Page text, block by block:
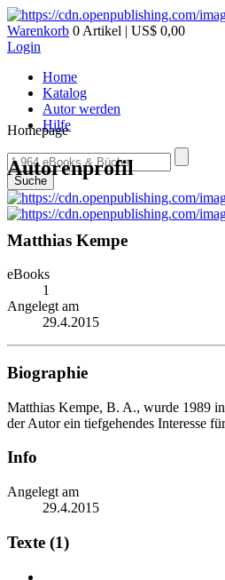
Warenkorb 0 Artikel | US$ 0,00
Login
Home
Katalog
Autor werden
Hilfe
Suche
Homepage
Autorenprofil
Matthias Kempe
eBooks
1
Angelegt am
29.4.2015
Biographie
Matthias Kempe, B. A., wurde 1989
der Autor ein tiefgehendes Interesse
Info
Angelegt am
29.4.2015
Texte (1)